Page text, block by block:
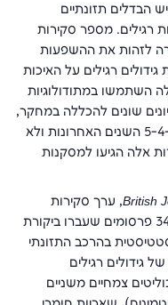
הבדלים תזונתיים
רגילים. מספר סקירות
לזהות את ההשפעות
גידולים רגילים על האיכות
השתמשו במתודולוגיות
שונים להכללה במחקר,
לא כיסו את מרבית החומר שהתפרסם ב-5-4 השנים האחרונות ולא
אלה הגיעו למסקנות
British, ערך סקירות
שיטתיות ומטא-אנליזות שהתבססו על 343 פרסומים שעברו ביקורת
בהרכב התזונתי
גידולים רגילים
צמחיים משניים